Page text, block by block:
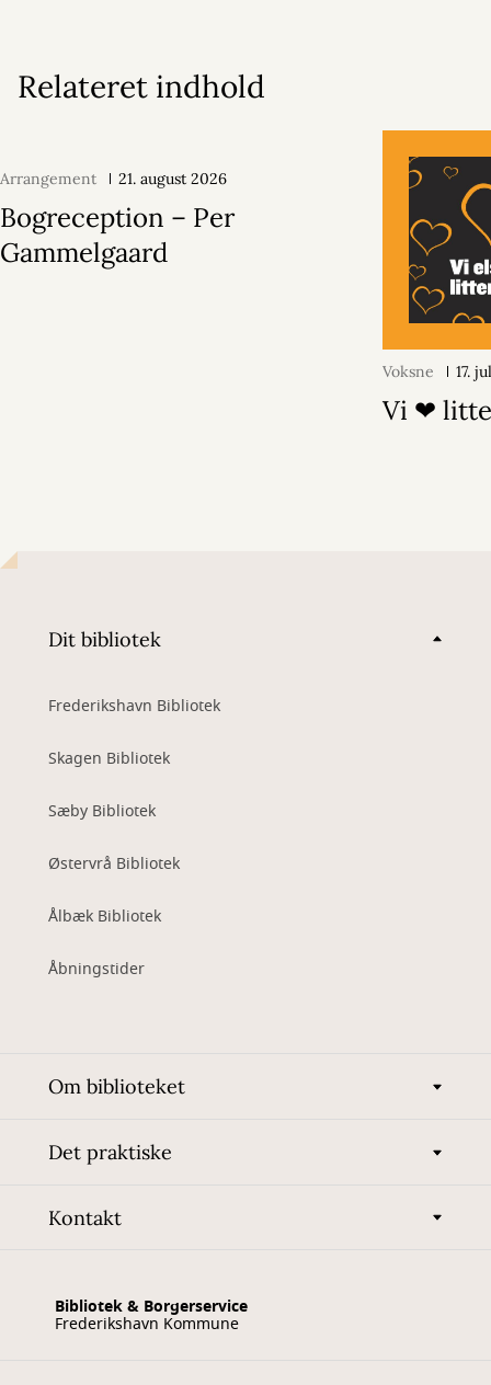
Relateret indhold
Arrangement 21. august 2026
Bogreception – Per
Gammelgaard
Voksne 17.
Vi ❤
Dit bibliotek
Frederikshavn Bibliotek
Skagen Bibliotek
Sæby Bibliotek
Østervrå Bibliotek
Ålbæk Bibliotek
Åbningstider
Om biblioteket
Det praktiske
Kontakt
Bibliotek & Borgerservice
Frederikshavn Kommune